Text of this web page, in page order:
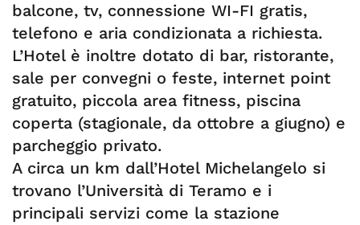
balcone, tv, connessione WI-FI gratis,
telefono e aria condizionata a richiesta.
L’Hotel è inoltre dotato di bar, ristorante,
sale per convegni o feste, internet point
gratuito, piccola area fitness, piscina
coperta (stagionale, da ottobre a giugno) e
parcheggio privato.
A circa un km dall’Hotel Michelangelo si
trovano l’Università di Teramo e i
principali servizi come la stazione